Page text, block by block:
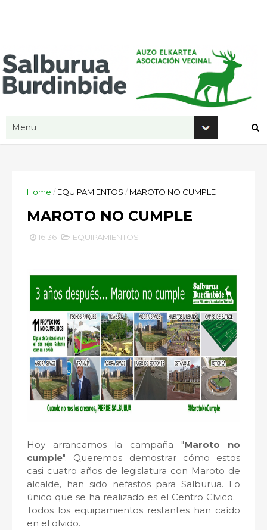
Home / EQUIPAMIENTOS / MAROTO NO CUMPLE
MAROTO NO CUMPLE
16:36 EQUIPAMIENTOS
Hoy arrancamos la campaña "Maroto no
cumple". Queremos demostrar cómo estos
casi cuatro años de legislatura con Maroto de
alcalde, han sido nefastos para Salburua. Lo
único que se ha realizado es el Centro Cívico.
Todos los equipamientos restantes han caído
en el olvido.